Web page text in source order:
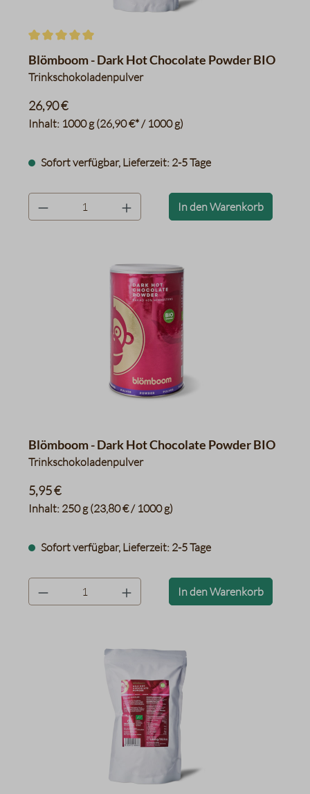
Durchschnittliche Bewertung von 5 von 5 Sternen
Blömboom - Dark Hot Chocolate Powder BIO
Trinkschokoladenpulver
Inhalt: 1000 g(26,90 €* / 1000 g)
26,90 €
Sofort verfügbar, Lieferzeit: 2-5 Tage
product.quantityLabel In den Warenkorb
Blömboom - Dark Hot Chocolate Powder BIO
Trinkschokoladenpulver
Inhalt: 250 g(23,80 € / 1000 g)
5,95 €
Sofort verfügbar, Lieferzeit: 2-5 Tage
product.quantityLabel In den Warenkorb